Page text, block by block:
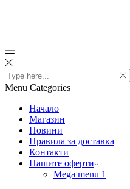
Menu Categories
Начало
Магазин
Новини
Правила за доставка
Контакти
Нашите оферти
Mega menu 1